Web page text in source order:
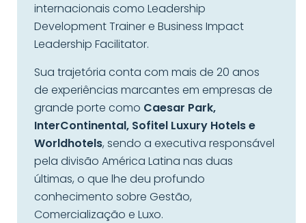
internacionais como Leadership
Development Trainer e Business Impact
Leadership Facilitator.
Sua trajetória conta com mais de 20 anos
de experiências marcantes em empresas de
grande porte como Caesar Park,
InterContinental, Sofitel Luxury Hotels e
Worldhotels, sendo a executiva responsável
pela divisão América Latina nas duas
últimas, o que lhe deu profundo
conhecimento sobre Gestão,
Comercialização e Luxo.